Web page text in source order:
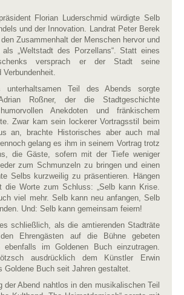
Florian Luderschmid würdigte Selb
und der Innovation. Landrat Peter Berek
Zusammenhalt der Menschen hervor und
als „Weltstadt des Porzellans“. Statt eines
versprach er der Stadt seine
unterhaltsamen Teil des Abends sorgte
Roßner, der die Stadtgeschichte
Anekdoten und fränkischem
Zwar kam sein lockerer Vortragsstil beim
an, brachte Historisches aber auch mal
gelang es ihm in seinem Vortrag trotz
die Gäste, sofern mit der Tiefe weniger
zum Schmunzeln zu bringen und einen
Selbs kurzweilig zu präsentieren. Hängen
die Worte zum Schluss: „Selb kann Krise.
viel mehr. Selb kann neu anfangen, Selb
Und: Selb kann gemeinsam feiern!
schließlich, als die amtierenden Stadträte
Ehrengästen auf die Bühne gebeten
im Goldenen Buch einzutragen.
ausdrücklich dem Künstler Erwin
Goldene Buch seit Jahren gestaltet.
der Abend nahtlos in den musikalischen Teil